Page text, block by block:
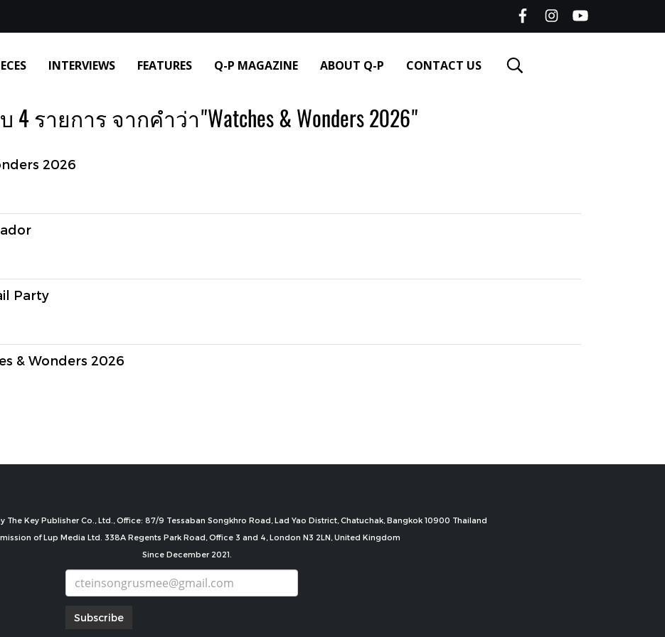
INTERVIEWS FEATURES Q-P MAGAZINE ABOUT Q-P CONTACT US
4 รายการ จากคำว่า"Watches & Wonders 2026"
2026
Party
& Wonders 2026
Key Publisher Co., Ltd., Office: 87/9 Tessaban Songkhro Road, Lad Yao District, Chatuchak, Bangkok 10900 Thailand
of Lup Media Ltd. 338A Regents Park Road, Office 3 and 4, London N3 2LN, United Kingdom
Since December 2021.
Subscribe